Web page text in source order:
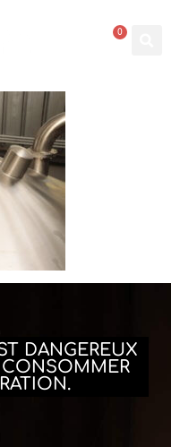
0
DANGEREUX
CONSOMMER